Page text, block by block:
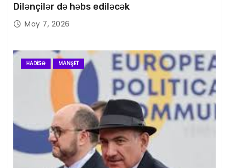
Dilənçilər də həbs ediləcək
May 7, 2026
HADISƏ MANŞET